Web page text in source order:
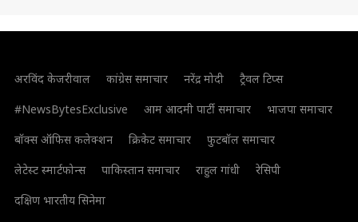
अरविंद केजरीवाल कांग्रेस समाचार नरेंद्र मोदी
ट्रैवल टिप्स
#NewsBytesExclusive
आम आदमी पार्टी समाचार
भाजपा समाचार
बॉक्स ऑफिस कलेक्शन
क्रिकेट समाचार
फुटबॉल समाचार
लेटेस्ट स्मार्टफोन्स
पाकिस्तान समाचार राहुल गांधी
रेसिपी
दक्षिण भारतीय सिनेमा